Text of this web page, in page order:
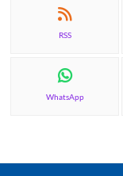
RSS
WhatsApp